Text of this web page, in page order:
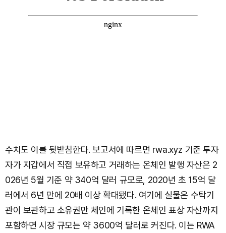
수치도 이를 뒷받침한다. 보고서에 따르면 rwa.xyz 기준 투자
자가 지갑에서 직접 보유하고 거래하는 온체인 발행 자산은 2
026년 5월 기준 약 340억 달러 규모로, 2020년 초 15억 달
러에서 6년 만에 20배 이상 확대됐다. 여기에 실물은 수탁기
관이 보관하고 소유권만 체인에 기록한 온체인 표상 자산까지
포함하면 시장 규모는 약 3600억 달러로 커진다. 이는 RWA